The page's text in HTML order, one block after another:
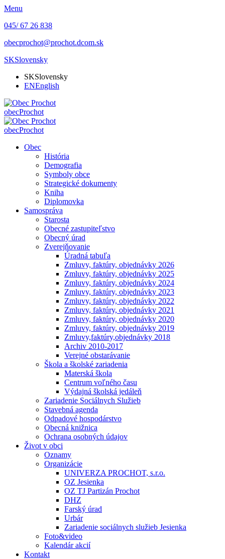
Menu
045/ 67 26 838
obecprochot@prochot.dcom.sk
SKSlovensky
SKSlovensky
ENEnglish
obecProchot
obecProchot
Obec
História
Demografia
Symboly obce
Strategické dokumenty
Kniha
Diplomovka
Samospráva
Starosta
Obecné zastupiteľstvo
Obecný úrad
Zverejňovanie
Úradná tabuľa
Zmluvy, faktúry, objednávky 2026
Zmluvy, faktúry, objednávky 2025
Zmluvy, faktúry, objednávky 2024
Zmluvy, faktúry, objednávky 2023
Zmluvy, faktúry, objednávky 2022
Zmluvy, faktúry, objednávky 2021
Zmluvy, faktúry, objednávky 2020
Zmluvy, faktúry, objednávky 2019
Zmluvy,faktúry,objednávky 2018
Archiv 2010-2017
Verejné obstarávanie
Škola a školské zariadenia
Materská škola
Centrum voľného času
Výdajná školská jedáleň
Zariadenie Sociálnych Služieb
Stavebná agenda
Odpadové hospodárstvo
Obecná knižnica
Ochrana osobných údajov
Život v obci
Oznamy
Organizácie
UNIVERZA PROCHOT, s.r.o.
OZ Jesienka
OZ TJ Partizán Prochot
DHZ
Farský úrad
Urbár
Zariadenie sociálnych služieb Jesienka
Foto&video
Kalendár akcií
Kontakt